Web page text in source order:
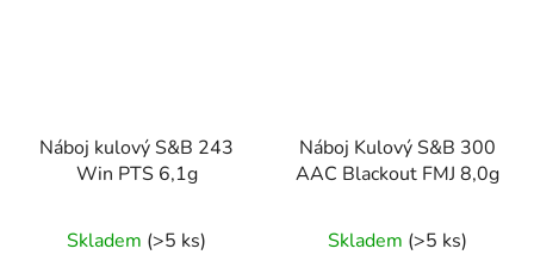
Náboj kulový S&B 243
Win PTS 6,1g
Skladem (>5 ks)
Náboj Kulový S&B 300
AAC Blackout FMJ 8,0g
Skladem (>5 ks)